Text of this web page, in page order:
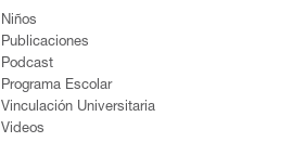
Niños
Publicaciones
Podcast
Programa Escolar
Vinculación Universitaria
Videos